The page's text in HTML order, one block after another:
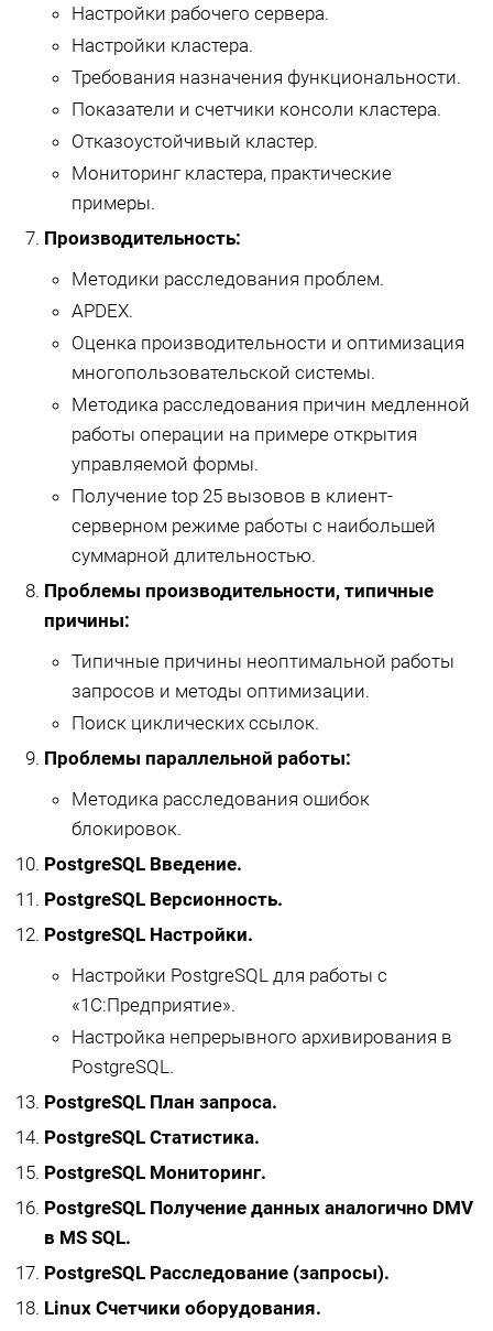
Настройки рабочего сервера.
Настройки кластера.
Требования назначения функциональности.
Показатели и счетчики консоли кластера.
Отказоустойчивый кластер.
Мониторинг кластера, практические
примеры.
Производительность:
Методики расследования проблем.
APDEX.
Оценка производительности и оптимизация
многопользовательской системы.
Методика расследования причин медленной
работы операции на примере открытия
управляемой формы.
Получение top 25 вызовов в клиент-
серверном режиме работы с наибольшей
суммарной длительностью.
Проблемы производительности, типичные
причины:
Типичные причины неоптимальной работы
запросов и методы оптимизации.
Поиск циклических ссылок.
Проблемы параллельной работы:
Методика расследования ошибок
блокировок.
PostgreSQL Введение.
PostgreSQL Версионность.
PostgreSQL Настройки.
Настройки PostgreSQL для работы с
«1С:Предприятие».
Настройка непрерывного архивирования в
PostgreSQL.
PostgreSQL План запроса.
PostgreSQL Статистика.
PostgreSQL Мониторинг.
PostgreSQL Получение данных аналогично DMV
в MS SQL.
PostgreSQL Расследование (запросы).
Linux Счетчики оборудования.